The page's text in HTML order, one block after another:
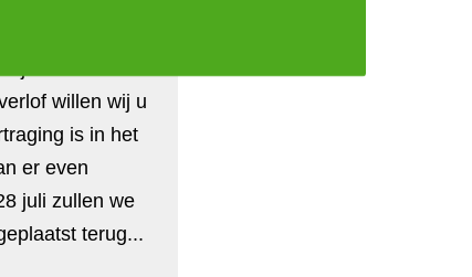
willen wij u
is in het
er even
juli zullen we
terug...